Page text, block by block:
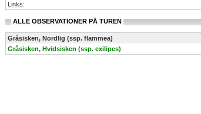
Links:
ALLE OBSERVATIONER PÅ TUREN
Gråsisken, Nordlig (ssp. flammea)
Gråsisken, Hvidsisken (ssp. exilipes)